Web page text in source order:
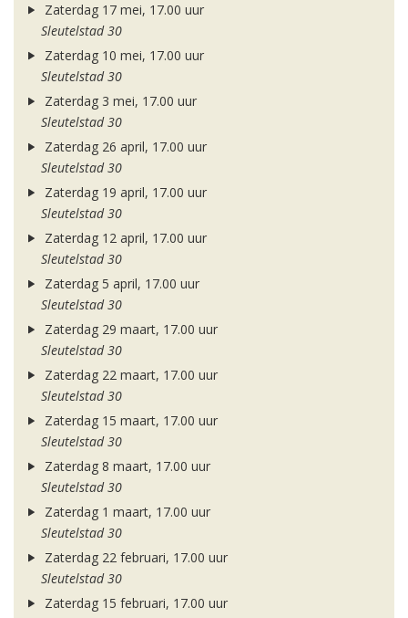
Zaterdag 17 mei, 17.00 uur
Sleutelstad 30
Zaterdag 10 mei, 17.00 uur
Sleutelstad 30
Zaterdag 3 mei, 17.00 uur
Sleutelstad 30
Zaterdag 26 april, 17.00 uur
Sleutelstad 30
Zaterdag 19 april, 17.00 uur
Sleutelstad 30
Zaterdag 12 april, 17.00 uur
Sleutelstad 30
Zaterdag 5 april, 17.00 uur
Sleutelstad 30
Zaterdag 29 maart, 17.00 uur
Sleutelstad 30
Zaterdag 22 maart, 17.00 uur
Sleutelstad 30
Zaterdag 15 maart, 17.00 uur
Sleutelstad 30
Zaterdag 8 maart, 17.00 uur
Sleutelstad 30
Zaterdag 1 maart, 17.00 uur
Sleutelstad 30
Zaterdag 22 februari, 17.00 uur
Sleutelstad 30
Zaterdag 15 februari, 17.00 uur